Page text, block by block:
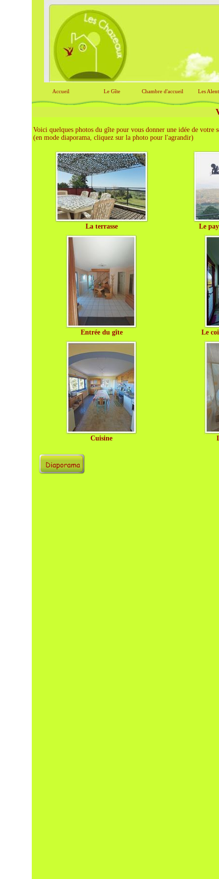
Accueil Le Gîte Chambre d'accueil Les
Voici quelques photos du gîte pour vous donner une idée de votre
(en mode diaporama, cliquez sur la photo pour l'agrandir)
La terrasse Le
Entrée du gîte Le
Cuisine